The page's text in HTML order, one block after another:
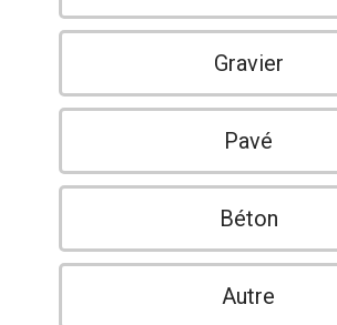
Gravier
Pavé
Béton
Autre